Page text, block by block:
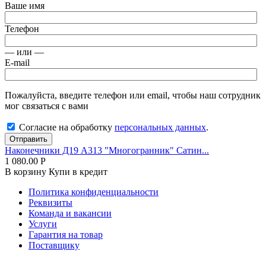
Ваше имя
Телефон
— или —
E-mail
Пожалуйста, введите телефон или email, чтобы наш сотрудник
мог связаться с вами
Согласие на обработку персональных данных.
Отправить
Наконечники Д19 А313 "Многогранник" Сатин...
1 080.00 Р
В корзину Купи в кредит
Политика конфиденциальности
Реквизиты
Команда и вакансии
Услуги
Гарантия на товар
Поставщику